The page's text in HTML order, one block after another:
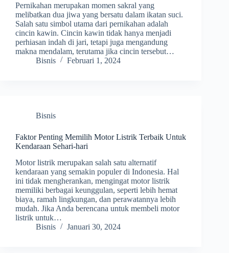
Pernikahan merupakan momen sakral yang
melibatkan dua jiwa yang bersatu dalam ikatan suci.
Salah satu simbol utama dari pernikahan adalah
cincin kawin. Cincin kawin tidak hanya menjadi
perhiasan indah di jari, tetapi juga mengandung
makna mendalam, terutama jika cincin tersebut…
Bisnis
Februari 1, 2024
Bisnis
Faktor Penting Memilih Motor Listrik Terbaik Untuk
Kendaraan Sehari-hari
Motor listrik merupakan salah satu alternatif
kendaraan yang semakin populer di Indonesia. Hal
ini tidak mengherankan, mengingat motor listrik
memiliki berbagai keunggulan, seperti lebih hemat
biaya, ramah lingkungan, dan perawatannya lebih
mudah. Jika Anda berencana untuk membeli motor
listrik untuk…
Bisnis
Januari 30, 2024